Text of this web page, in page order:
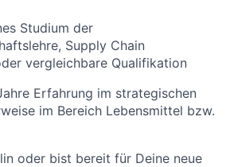
Studium der
Supply Chain
vergleichbare Qualifikation
Erfahrung im strategischen
im Bereich Lebensmittel bzw.
oder bist bereit für Deine neue